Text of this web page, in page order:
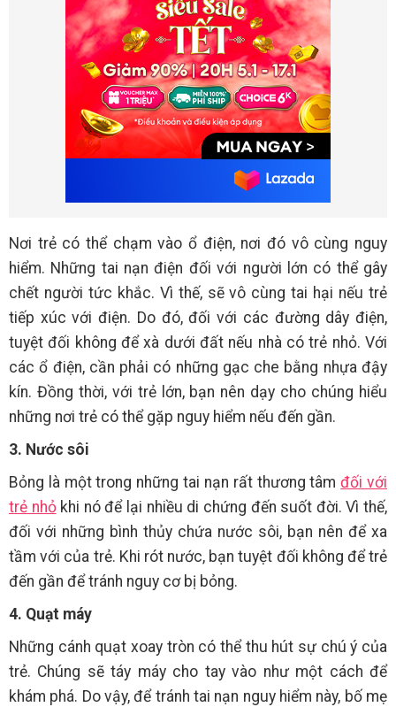
Nơi trẻ có thể chạm vào ổ điện, nơi đó vô cùng nguy
hiểm. Những tai nạn điện đối với người lớn có thể gây
chết người tức khắc. Vì thế, sẽ vô cùng tai hại nếu trẻ
tiếp xúc với điện. Do đó, đối với các đường dây điện,
tuyệt đối không để xà dưới đất nếu nhà có trẻ nhỏ. Với
các ổ điện, cần phải có những gạc che bằng nhựa đậy
kín. Đồng thời, với trẻ lớn, bạn nên dạy cho chúng hiểu
những nơi trẻ có thể gặp nguy hiểm nếu đến gần.
3. Nước sôi
Bỏng là một trong những tai nạn rất thương tâmđối với
trẻ nhỏkhi nó để lại nhiều di chứng đến suốt đời. Vì thế,
đối với những bình thủy chứa nước sôi, bạn nên để xa
tầm với của trẻ. Khi rót nước, bạn tuyệt đối không để trẻ
đến gần để tránh nguy cơ bị bỏng.
4. Quạt máy
Những cánh quạt xoay tròn có thể thu hút sự chú ý của
trẻ. Chúng sẽ táy máy cho tay vào như một cách để
khám phá. Do vậy, để tránh tai nạn nguy hiểm này, bố mẹ